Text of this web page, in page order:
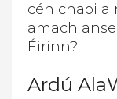
cén chaoi a
amach
Éirinn?
Ardú